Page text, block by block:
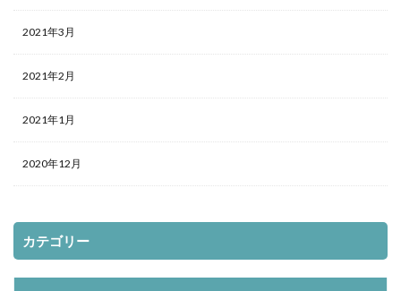
2021年3月
2021年2月
2021年1月
2020年12月
カテゴリー